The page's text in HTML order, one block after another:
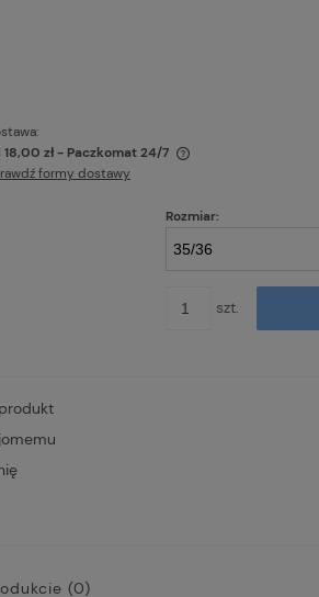
18,00 zł- Paczkomat 24/7
formy dostawy
Rozmiar:
szt.
(0)